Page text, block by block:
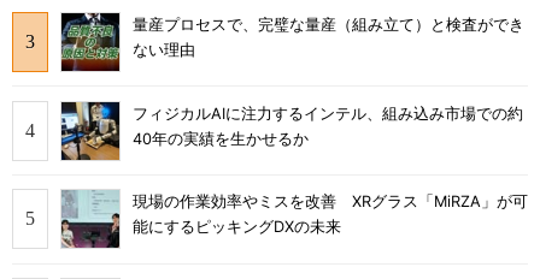
量産プロセスで、完璧な量産（組み立て）と検査ができ
ない理由
フィジカルAIに注力するインテル、組み込み市場での約
40年の実績を生かせるか
現場の作業効率やミスを改善 XRグラス「MiRZA」が可
能にするピッキングDXの未来